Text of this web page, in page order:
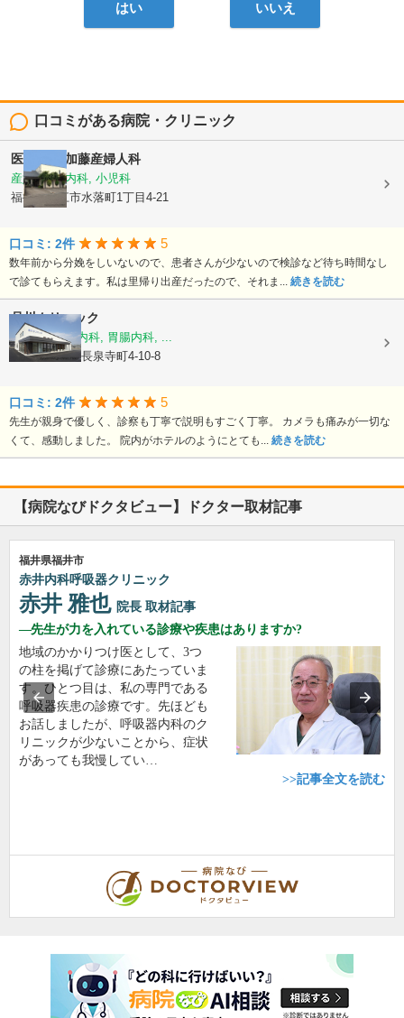
はい いいえ
口コミがある病院・クリニック
医療法人 加藤産婦人科
産婦人科, 内科, 小児科
福井県鯖江市水落町1丁目4-21
口コミ: 2件 5
数年前から分娩をしいないので、患者さんが少ないので検診など待ち時間なし
で診てもらえます。私は里帰り出産だったので、それま... 続きを読む
品川クリニック
内科, 消化器内科, 胃腸内科, ...
福井県鯖江市長泉寺町4-10-8
口コミ: 2件 5
先生が親身で優しく、診察も丁寧で説明もすごく丁寧。 カメラも痛みが一切な
くて、感動しました。 院内がホテルのようにとても... 続きを読む
【病院なびドクタビュー】ドクター取材記事
福井県福井市
赤井内科呼吸器クリニック
赤井 雅也 院長 取材記事
先生が力を入れている診療や疾患はありますか?
地域のかかりつけ医として、3つ
の柱を掲げて診療にあたっていま
す。ひとつ目は、私の専門である
呼吸器疾患の診療です。先ほども
お話しましたが、呼吸器内科のク
リニックが少ないことから、症状
があっても我慢してい…
>>記事全文を読む